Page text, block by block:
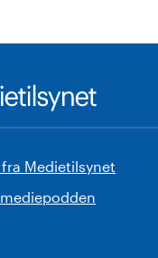
Medietilsynet